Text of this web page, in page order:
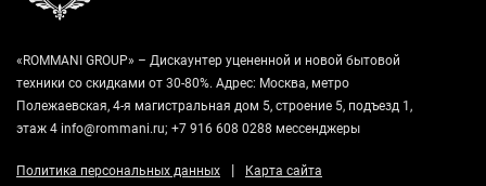
«ROMMANI GROUP» – Дискаунтер уцененной и новой бытовой
техники со скидками от 30-80%. Адрес: Москва, метро
Полежаевская, 4-я магистральная дом 5, строение 5, подъезд 1,
этаж 4 info@rommani.ru; +7 916 608 0288 мессенджеры
Политика персональных данных | Карта сайта